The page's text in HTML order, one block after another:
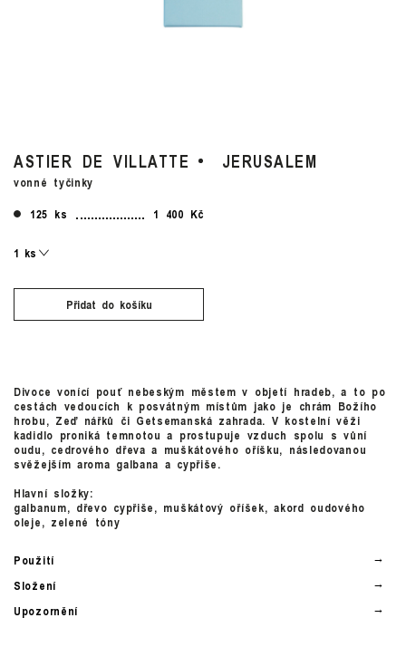
ASTIER DE VILLATTE JERUSALEM
vonné tyčinky
125 ks
1 400 Kč
Přidat do košíku
Divoce vonící pouť nebeským městem v objetí hradeb, a to po
cestách vedoucích k posvátným místům jako je chrám Božího
hrobu, Zeď nářků či Getsemanská zahrada. V kostelní věži
kadidlo proniká temnotou a prostupuje vzduch spolu s vůní
oudu, cedrového dřeva a muškátového oříšku, následovanou
svěžejším aroma galbana a cypřiše.
Hlavní složky:
galbanum, dřevo cypřiše, muškátový oříšek, akord oudového
oleje, zelené tóny
Použití
Složení
Upozornění